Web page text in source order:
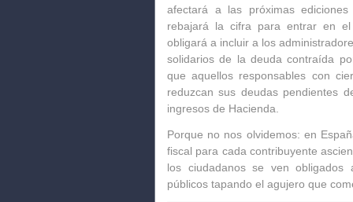
afectará a las próximas
rebajará la cifra para entrar en
obligará a incluir a los
solidarios de la deuda contraída
que aquellos responsables con
reduzcan sus deudas pendientes
ingresos de Hacienda.
Porque no nos olvidemos: en
fiscal para cada contribuyente
los ciudadanos se ven
públicos tapando el agujero que